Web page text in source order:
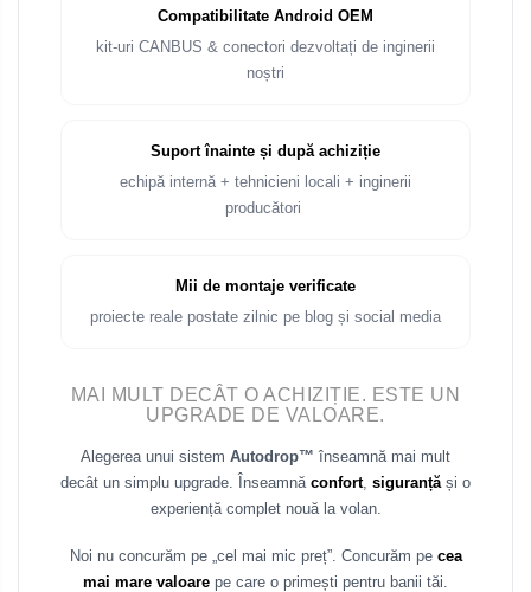
Rame adaptoare Seat
Rame adaptoare Volvo
Rame Adaptoare Porsche
Rame adaptoare Citroen
Rame adaptoare Daihatsu
Rame adaptoare Mazda
Rame adaptoare Kia
Compatibilitate Android OEM
kit-uri CANBUS & conectori dezvoltați de inginerii
noștri
Suport înainte și după achiziție
echipă internă + tehnicieni locali + inginerii
producători
Mii de montaje verificate
proiecte reale postate zilnic pe blog și social media
MAI MULT DECÂT O ACHIZIȚIE. ESTE UN
UPGRADE DE VALOARE.
Alegerea unui sistem Autodrop™ înseamnă mai mult
decât un simplu upgrade. Înseamnă confort, siguranță și o
experiență complet nouă la volan.
Noi nu concurăm pe „cel mai mic preț”. Concurăm pe cea
mai mare valoare pe care o primești pentru banii tăi.